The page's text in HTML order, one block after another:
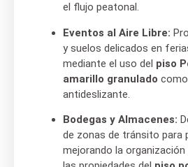
el flujo peatonal.
Eventos al Aire Libre:
y suelos delicados en
mediante el uso del piso
amarillo granulado
antideslizante.
Bodegas y Almacenes:
de zonas de tránsito para
mejorando la